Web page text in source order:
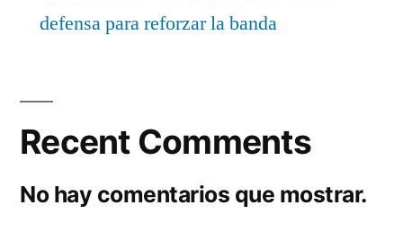
defensa para reforzar la banda
Recent Comments
No hay comentarios que mostrar.